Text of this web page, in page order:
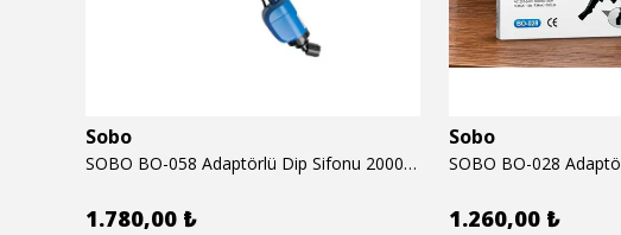
Sobo
SOBO BO-058 Adaptörlü Dip Sifonu 2000 Lth 32 W
1.780,00 ₺
Sobo
1.260,00 ₺